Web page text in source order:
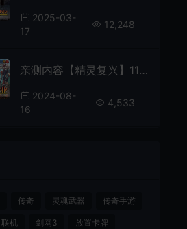
2025-03-
17
12,248
亲测内容【精灵复兴】11职业5转怀旧网游单机带GM命令视频安装教学免虚拟机
2024-08-
16
4,533
传奇 灵魂武器 传奇手游
联机 剑网3 放置卡牌